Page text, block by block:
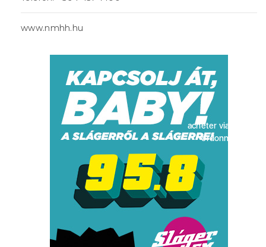
www.nmhh.hu
acheter viagra sans
ordonnance